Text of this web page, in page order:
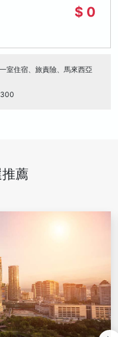
$ 0
室住宿、旅責險、馬來西亞
薦